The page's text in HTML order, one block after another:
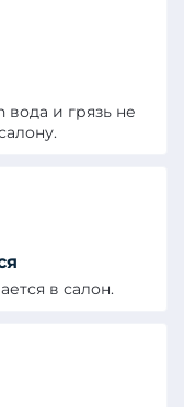
вода и грязь не
в салон.